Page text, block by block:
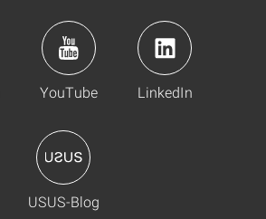
YouTube LinkedIn
USUS-Blog